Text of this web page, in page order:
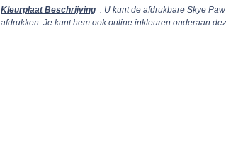
Kleurplaat Beschrijving : U kunt de afdrukbare Skye
afdrukken. Je kunt hem ook online inkleuren onderaan